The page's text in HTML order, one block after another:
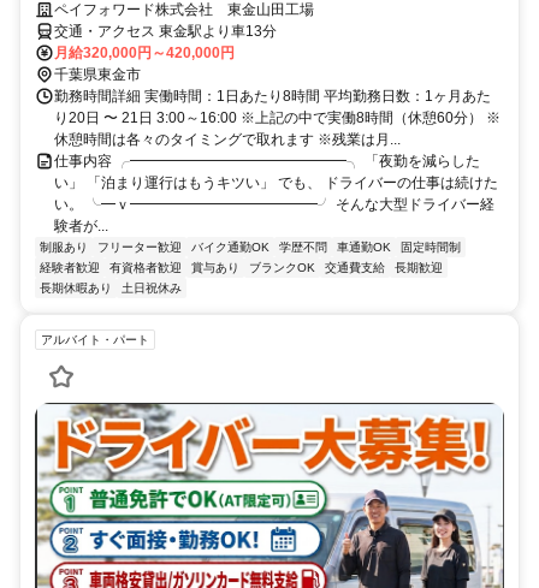
ペイフォワード株式会社 東金山田工場
交通・アクセス 東金駅より車13分
月給320,000円～420,000円
千葉県東金市
勤務時間詳細 実働時間：1日あたり8時間 平均勤務日数：1ヶ月あた
り20日 〜 21日 3:00～16:00 ※上記の中で実働8時間（休憩60分） ※
休憩時間は各々のタイミングで取れます ※残業は月...
仕事内容 ╭━━━━━━━━━━━━━━━╮ 「夜勤を減らした
い」 「泊まり運行はもうキツい」 でも、 ドライバーの仕事は続けた
い。 ╰━ｖ━━━━━━━━━━━━━╯ そんな大型ドライバー経
験者が...
制服あり フリーター歓迎 バイク通勤OK 学歴不問 車通勤OK
固定時間制
経験者歓迎
有資格者歓迎 賞与あり ブランクOK 交通費支給
長期歓迎
長期休暇あり
土日祝休み
アルバイト・パート